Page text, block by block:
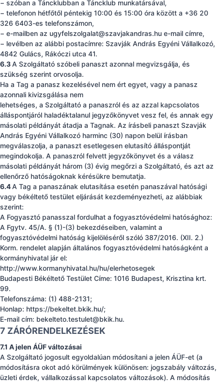
− szóban a Táncklubban a Táncklub munkatársával,
− telefonon hétfőtől péntekig 10:00 és 15:00 óra között a +36 20
326 6403-es telefonszámon,
− e-mailben az ugyfelszolgalat@szavjakandras.hu e-mail címre,
− levélben az alábbi postacímre: Szavják András Egyéni Vállalkozó,
4842 Gulács, Rákóczi utca 41.
6.3A Szolgáltató szóbeli panaszt azonnal megvizsgálja, és
szükség szerint orvosolja.
Ha a Tag a panasz kezelésével nem ért egyet, vagy a panasz
azonnali kivizsgálása nem
lehetséges, a Szolgáltató a panaszról és az azzal kapcsolatos
álláspontjáról haladéktalanul jegyzőkönyvet vesz fel, és annak egy
másolati példányát átadja a Tagnak. Az írásbeli panaszt Szavják
András Egyéni Vállalkozó harminc (30) napon belül írásban
megválaszolja, a panaszt esetlegesen elutasító álláspontját
megindokolja. A panaszról felvett jegyzőkönyvet és a válasz
másolati példányát három (3) évig megőrzi a Szolgáltató, és azt az
ellenőrző hatóságoknak kérésükre bemutatja.
6.4A Tag a panaszának elutasítása esetén panaszával hatósági
vagy békéltető testület eljárását kezdeményezheti, az alábbiak
szerint:
A Fogyasztó panasszal fordulhat a fogyasztóvédelmi hatósághoz:
A Fgytv. 45/A. § (1)-(3) bekezdéseiben, valamint a
fogyasztóvédelmi hatóság kijelöléséről szóló 387/2016. (XII. 2.)
Korm. rendelet alapján általános fogyasztóvédelmi hatóságként a
kormányhivatal jár el:
http://www.kormanyhivatal.hu/hu/elerhetosegek
Budapesti Békéltető Testület Címe: 1016 Budapest, Krisztina krt.
99.
Telefonszáma: (1) 488-2131;
Honlap: https://bekeltet.bkik.hu/;
E-mail cím: bekelteto.testulet@bkik.hu.
7 ZÁRÓRENDELKEZÉSEK
7.1 A jelen ÁÜF változásai
A Szolgáltató jogosult egyoldalúan módosítani a jelen ÁÜF-et (a
módosításra okot adó körülmények különösen: jogszabály változás,
üzleti érdek, vállalkozással kapcsolatos változások). A módosítás